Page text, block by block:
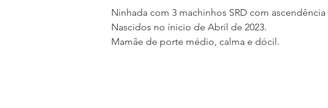
Ninhada com 3 machinhos SRD com
Nascidos no ínicio de Abril de 2023.
Mamãe de porte médio, calma e dócil.